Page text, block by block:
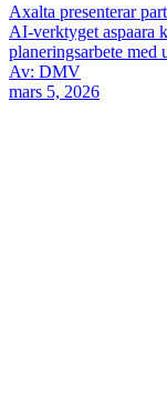
Axalta presenterar
AI-verktyget aspaara
planeringsarbete med
Av: DMV
mars 5, 2026